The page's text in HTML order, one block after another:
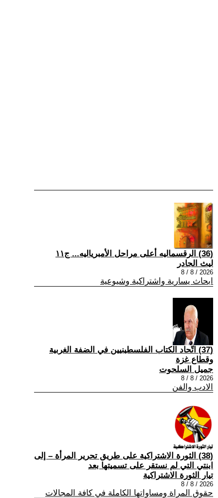
(36) الرقسماليه أعلى مراحل الأمبرياليه... ج١١
ليث الجادر
2026 / 8 / 8
ابحاث يسارية واشتراكية وشيوعية
(37) اتّحاد الكتاب الفلسطينيين في الضفة الغربية
وقطاع غزة
جميل السلحوت
2026 / 8 / 8
الادب والفن
(38) الثورة الاشتراكية على طريق تحرير المرأة – إلى
ابنتي التي لم نستقر على تسميتها بعد
تيار الثورة الاشتراكية
2026 / 8 / 8
حقوق المراة ومساواتها الكاملة في كافة المجالات